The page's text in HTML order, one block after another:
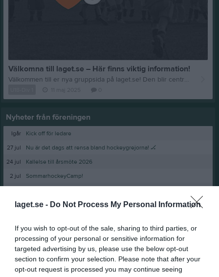
laget.se - Do Not Process My Personal Information
If you wish to opt-out of the sale, sharing to third parties, or
processing of your personal or sensitive information for
targeted advertising by us, please use the below opt-out
section to confirm your selection. Please note that after your
opt-out request is processed you may continue seeing
Välkomna till laget.se – Här finns viktig information!
Välkommen till er nya gruppsida på laget.se! Den blir central i all kommunikation mellan aktiva, ledare, föräldrar och andra intresserade. För att komma igång direkt med en bra kommunikation i och omkring gruppen finns ett antal viktiga punkter för sidans administratör: • Logga in och lägga till alla aktiva och ledare under Medlemmar. • Fylla på kalendern med alla inplanerade aktiviteter. Matcher läggs till via Serier medan träningar och andra aktiviteter läggs till via Aktiviteter. • Skriv nyheter löpande och berätta om verksamheten. I takt med att nya nyheter läggs till kommer den här nyhetstexten att försvinna. Om någon i gruppen har frågor om laget.se är man alltid välkommen att kontakta vår support på support@laget.se eller 019-15 44 00. Varmt välkomna till laget.se!
Nyheter från föreningen
Igår
Kick off för ledare
27 jul
Nu är det dags att rensa bland hockeygrejorna! 🏒
24 jul
Kallelse till årsmöte 2026
2 jul
SommarhockeyCamp!